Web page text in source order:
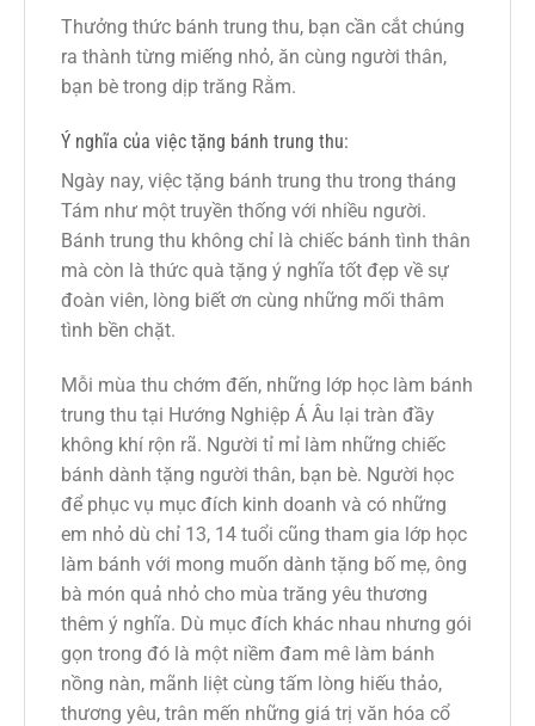
Thưởng thức bánh trung thu, bạn cần cắt chúng
ra thành từng miếng nhỏ, ăn cùng người thân,
bạn bè trong dịp trăng Rằm.
Ý nghĩa của việc tặng bánh trung thu:
Ngày nay, việc tặng bánh trung thu trong tháng
Tám như một truyền thống với nhiều người.
Bánh trung thu không chỉ là chiếc bánh tình thân
mà còn là thức quà tặng ý nghĩa tốt đẹp về sự
đoàn viên, lòng biết ơn cùng những mối thâm
tình bền chặt.
Mỗi mùa thu chớm đến, những lớp học làm bánh
trung thu tại Hướng Nghiệp Á Âu lại tràn đầy
không khí rộn rã. Người tỉ mỉ làm những chiếc
bánh dành tặng người thân, bạn bè. Người học
để phục vụ mục đích kinh doanh và có những
em nhỏ dù chỉ 13, 14 tuổi cũng tham gia lớp học
làm bánh với mong muốn dành tặng bố mẹ, ông
bà món quả nhỏ cho mùa trăng yêu thương
thêm ý nghĩa. Dù mục đích khác nhau nhưng gói
gọn trong đó là một niềm đam mê làm bánh
nồng nàn, mãnh liệt cùng tấm lòng hiếu thảo,
thương yêu, trân mến những giá trị văn hóa cổ